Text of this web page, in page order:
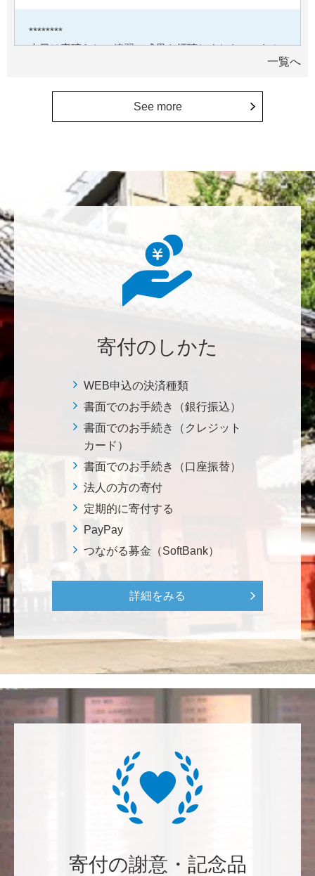
********
本日は素晴らしい練習の成果を拝聴しました。これか
鈴木 悦郎
赤門が再び開く日を楽しみにしております。 <ひら
南鳥島EEZに眠る国産レアアース資源の商業化を実現
し、日本を中核とする新たなレアアースサプライチェ
<南鳥島レアアース泥・マンガンノジュールを開発し
て日本の未来を拓く>
2026年大会お疲れ様です！ 全体で見ると色々事件が起
きた大会でしたが、無事に走り切れたとのことでおめ
でとうございます！ <東京大学フォーミュラファクト
リー支援基金>
経済学部の卒業生です。消費税や為替、金利政策な
ど、国民生活に直結する経済政策への関心と議論が高
まる中、専門的知見を分かりやすく伝え国民の理解向
じ、その一助となりたく寄付を決意いたしました。 <
経済学研究科・経済学部支援基金>
図書館の益々の充実とご発展を陰ながら応援しており
ます。 <東京大学附属図書館支援プロジェクト>
植物は、実は植物同士全世界の植物で繋がっている。
植物が未来に繋がっている。 地球や室内の空気清浄、
浄化作用を行っていて、綺麗クリーンにしてくれてい
る。 植物、素晴らしい。 世界の学会でも、子供たち
にも、植物の素晴らしさ、凄さを伝えていってほし
一覧へ
See more
寄付のしかた
WEB申込の決済種類
書面でのお手続き（銀行振込）
書面でのお手続き（クレジット
カード）
書面でのお手続き（口座振替）
法人の方の寄付
定期的に寄付する
PayPay
つながる募金（SoftBank）
詳細をみる
寄付の謝意・記念品